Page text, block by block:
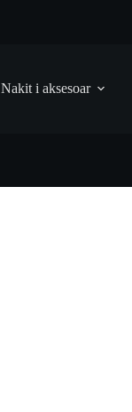
Nakit i aksesoar